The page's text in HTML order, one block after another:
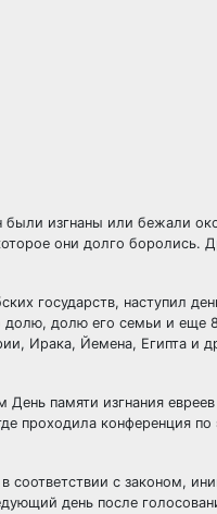
были изгнаны или бежали
они долго боролись.
государств, наступил
долю, долю его семьи и еще
Ирака, Йемена, Египта и
памяти изгнания
проходила конференция по
соответствии с законом,
день после